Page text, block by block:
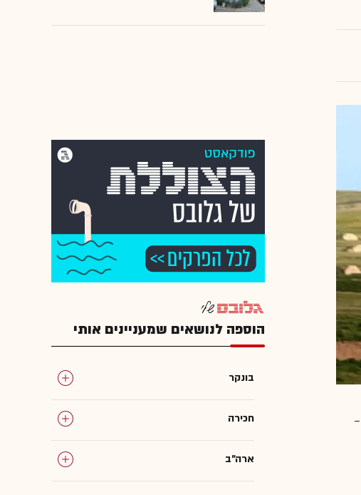
הוספה לנושאים שמעניינים אותי
בונקר
חכירה
ארה"ב